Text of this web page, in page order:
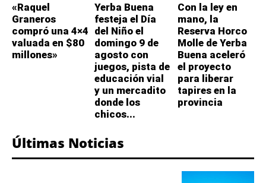
«Raquel
Graneros
compró una 4×4
valuada en $80
millones»
Yerba Buena
festeja el Día
del Niño el
domingo 9 de
agosto con
juegos, pista de
educación vial
y un mercadito
donde los
chicos...
Con la ley en
mano, la
Reserva Horco
Molle de Yerba
Buena aceleró
el proyecto
para liberar
tapires en la
provincia
Últimas Noticias